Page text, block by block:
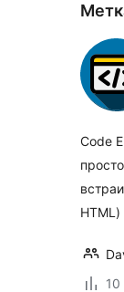
Code